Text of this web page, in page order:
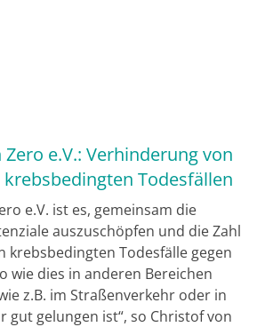
e.V.: Verhinderung von
Todesfällen
e.V. ist es, gemeinsam die
auszuschöpfen und die Zahl
krebsbedingten Todesfälle gegen
wie dies in anderen Bereichen
z.B. im Straßenverkehr oder in
gut gelungen ist“, so Christof von